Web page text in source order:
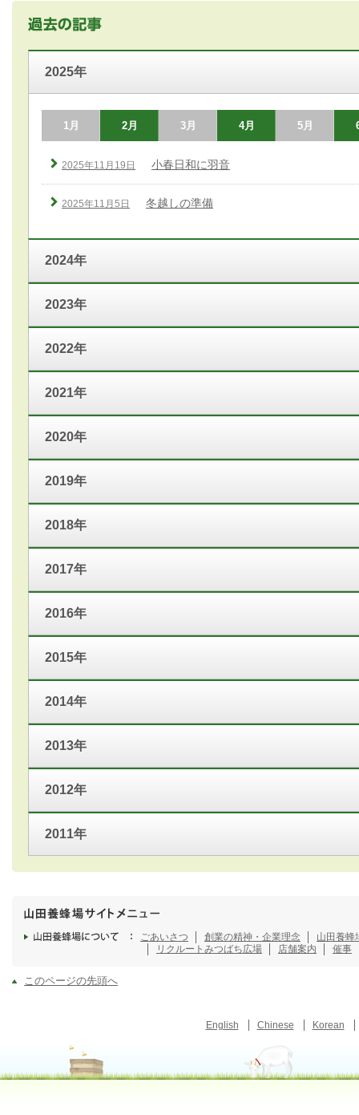
2025年
1月 2月 3月 4月 5月
2025年11月19日 小春日和に羽音
2025年11月5日 冬越しの準備
2024年
2023年
2022年
2021年
2020年
2019年
2018年
2017年
2016年
2015年
2014年
2013年
2012年
2011年
ごあいさつ 創業の精神・企業理念
山田養蜂
リクルート みつばち広場 店舗案内 催事
このページの先頭へ
English Chinese Korean